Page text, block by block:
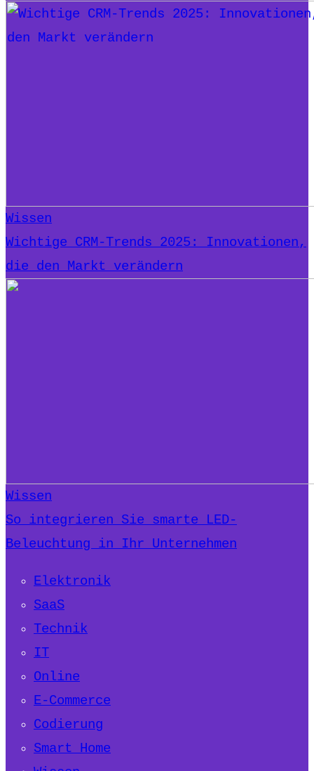
Wissen
Wichtige CRM-Trends 2025: Innovationen,
die den Markt verändern
Wissen
So integrieren Sie smarte LED-
Beleuchtung in Ihr Unternehmen
Elektronik
SaaS
Technik
IT
Online
E-Commerce
Codierung
Smart Home